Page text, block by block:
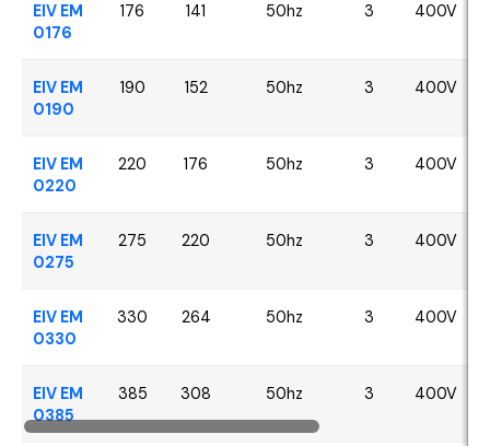
EIV EM
0176
176 141 50hz 3 400V
EIV EM
0190
190 152 50hz 3 400V
EIV EM
0220
220 176 50hz 3 400V
EIV EM
0275
275 220 50hz 3 400V
EIV EM
0330
330 264 50hz 3 400V
EIV EM
0385
385 308 50hz 3 400V